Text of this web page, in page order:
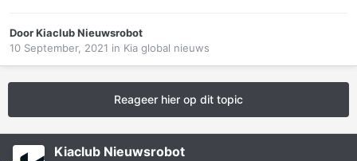
DoorKiaclub Nieuwsrobot
10 September, 2021 in Kia global nieuws
Reageer hier op dit topic
Kiaclub Nieuwsrobot